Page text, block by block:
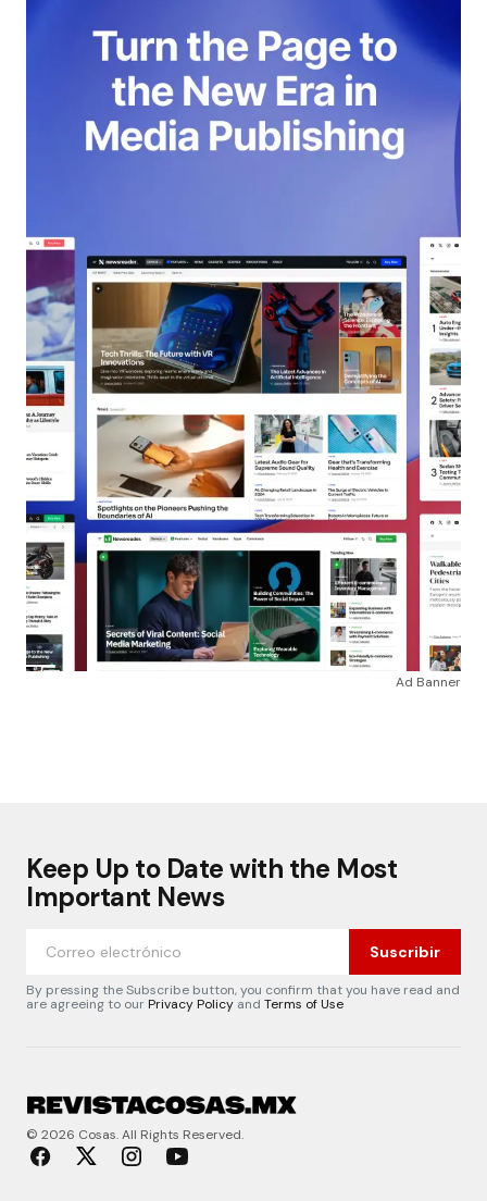
Ad Banner
Keep Up to Date with the Most
Important News
Suscribir
By pressing the Subscribe button, you confirm that you have read and
are agreeing to ourPrivacy Policy and Terms of Use
© 2026 Cosas. All Rights Reserved.